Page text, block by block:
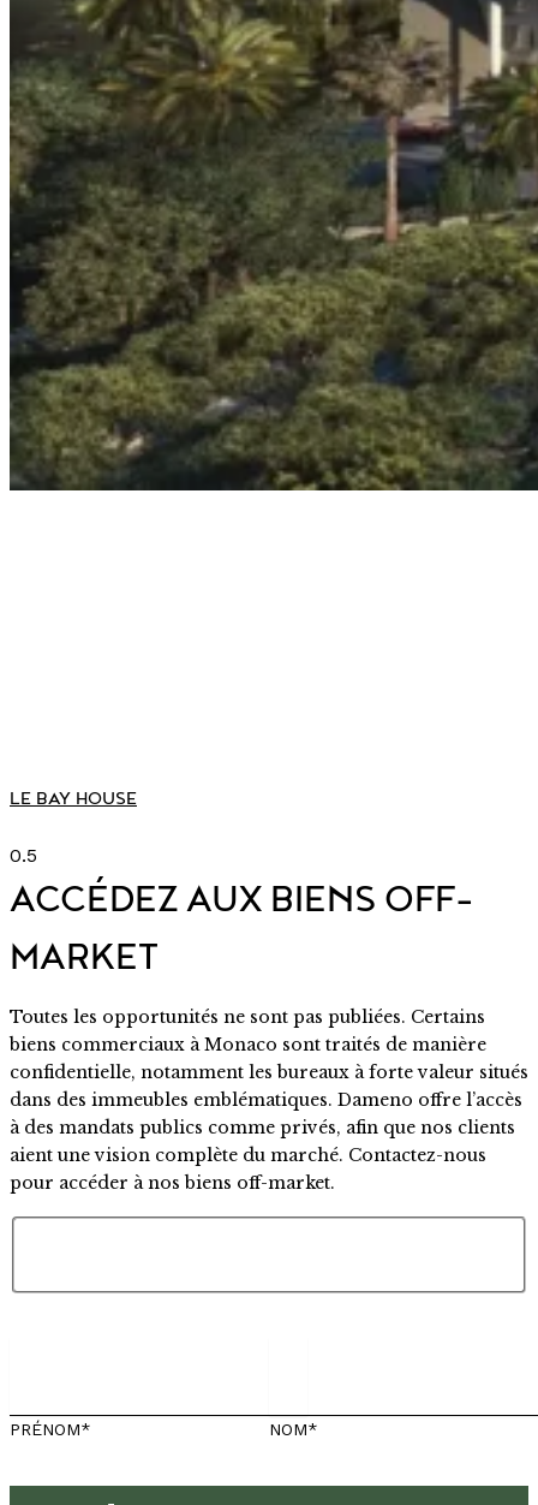
LE BAY HOUSE
ACCÉDEZ AUX BIENS OFF-
MARKET
Toutes les opportunités ne sont pas publiées. Certains
biens commerciaux à Monaco sont traités de manière
confidentielle, notamment les bureaux à forte valeur situés
dans des immeubles emblématiques. Dameno offre l’accès
à des mandats publics comme privés, afin que nos clients
aient une vision complète du marché. Contactez-nous
pour accéder à nos biens off-market.
PRÉNOM* NOM*